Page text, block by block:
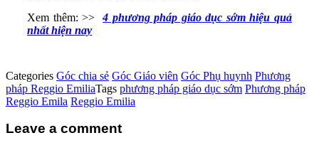
Xem thêm: >>4 phương pháp giáo dục sớm hiệu quả
nhất hiện nay
Categories Góc chia sẻ Góc Giáo viên Góc Phụ huynh Phương
pháp Reggio EmiliaTags phương pháp giáo dục sớm Phương pháp
Reggio Emila Reggio Emilia
Leave a comment